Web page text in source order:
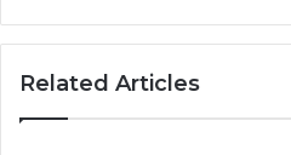
Related Articles